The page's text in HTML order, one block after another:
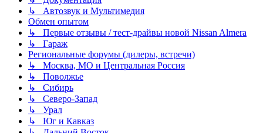
↳ Автозвук и Мультимедия
Обмен опытом
↳ Первые отзывы / тест-драйвы новой Nissan Almera
↳ Гараж
Региональные форумы (дилеры, встречи)
↳ Москва, МО и Центральная Россия
↳ Поволжье
↳ Сибирь
↳ Северо-Запад
↳ Урал
↳ Юг и Кавказ